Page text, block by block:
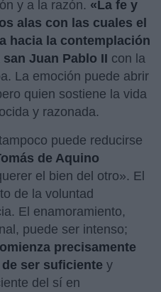
y a la razón. «La fe y
alas con las cuales el
hacia la contemplación
san Juan Pablo II con la
La emoción puede abrir
quien sostiene la vida
y razonada.
puede reducirse
de Aquino
el bien del otro». El
de la voluntad
El enamoramiento,
puede ser intenso;
precisamente
ser suficiente y
del sí en